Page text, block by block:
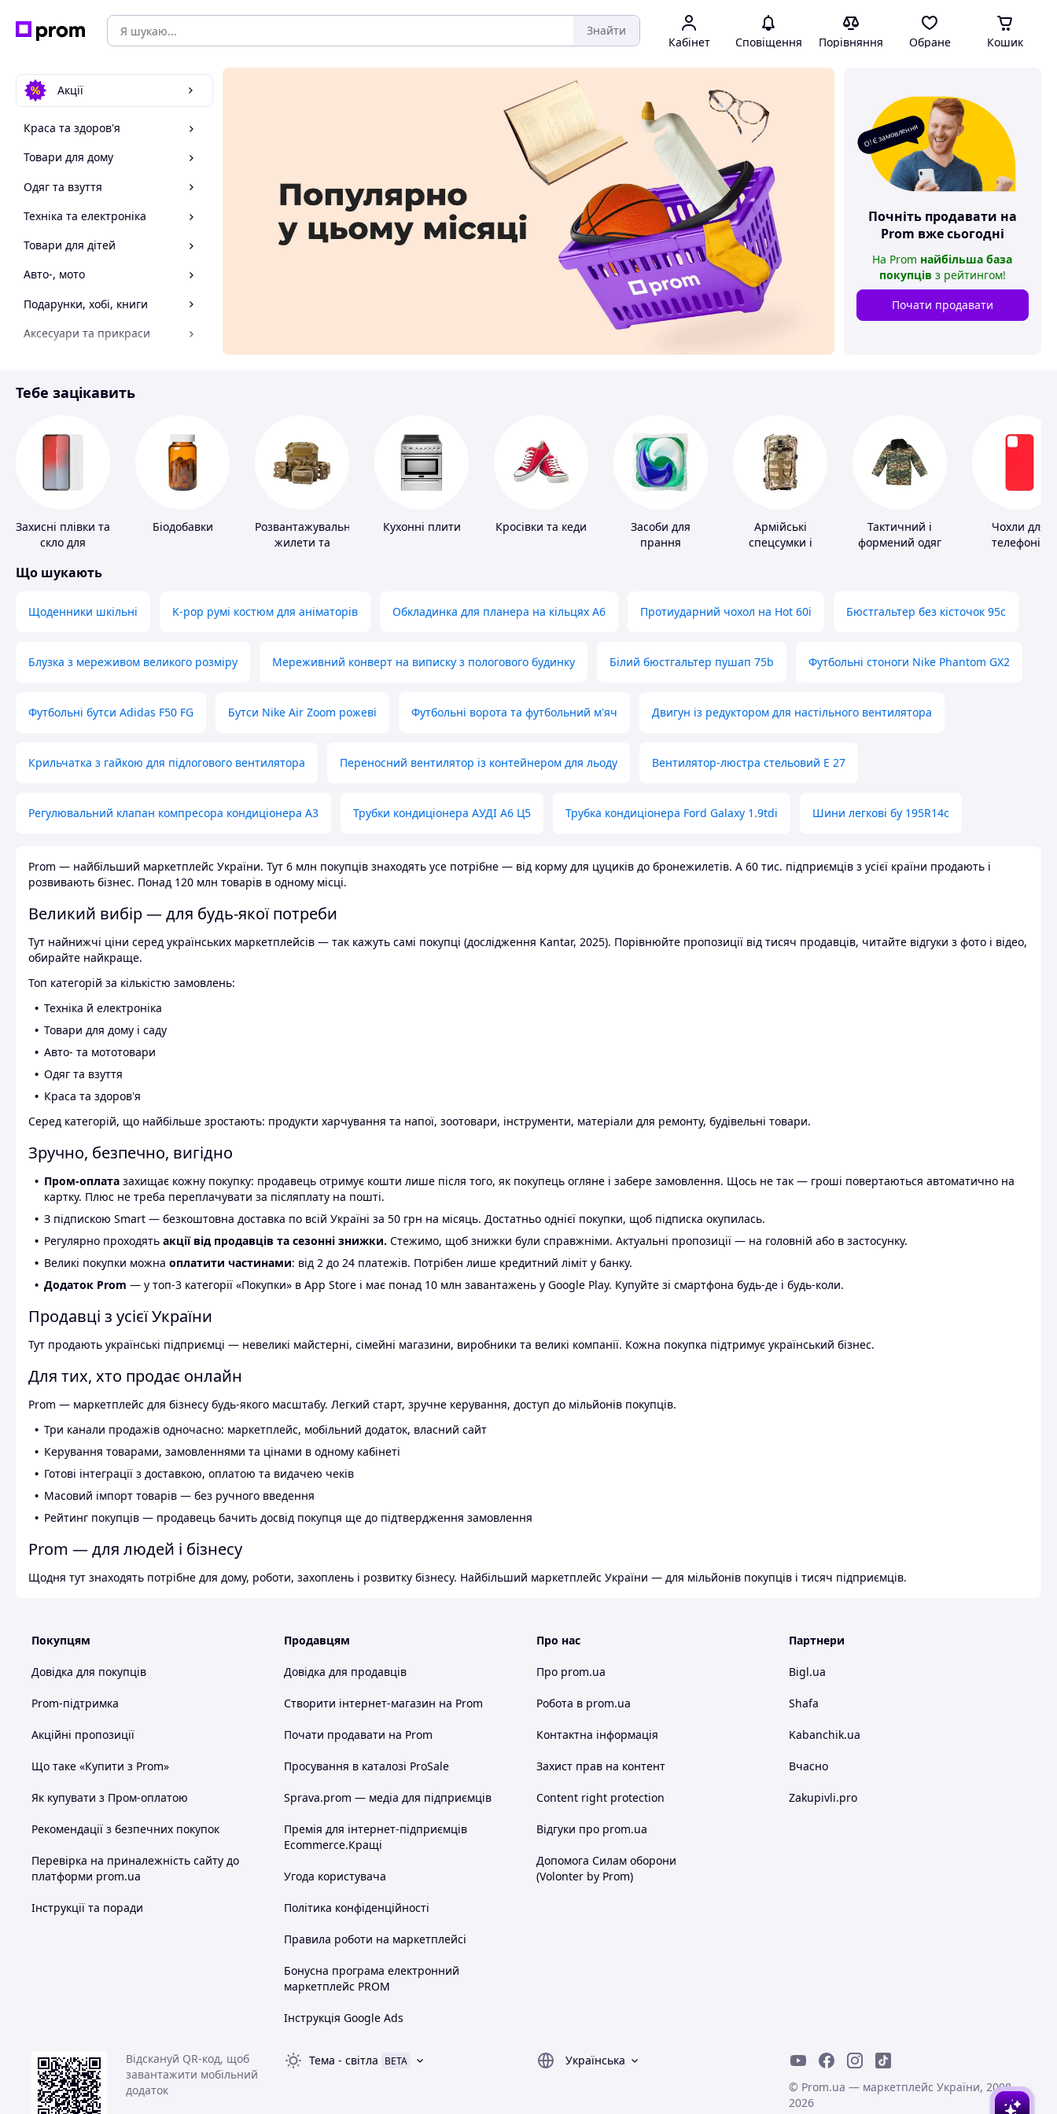
Знайти
Кабінет Сповіщення Порівняння Обране Кошик
Акції
Краса та здоров'я
Товари для дому
Одяг та взуття
Техніка та електроніка
Товари для дітей
Авто-, мото
Подарунки, хобі, книги
Аксесуари та прикраси
Спорт і відпочинок
О! Є замовлення
Почніть продавати на
Prom вже сьогодні
На Prom найбільша база
покупців з рейтингом!
Почати продавати
Тебе зацікавить
Захисні плівки та
скло для
пристроїв
Біодобавки
Розвантажувальні
жилети та
Кухонні плити Кросівки та кеди
Засоби для
прання
Армійські
спецсумки і
Тактичний і
формений одяг
Чохли для
телефонів
Що шукають
Щоденники шкільні K-pop румі костюм для аніматорів Обкладинка для планера на кільцях А6 Протиударний чохол на Hot 60i Бюстгальтер без кісточок 95с
Блузка з мереживом великого розміру Мереживний конверт на виписку з пологового будинку Білий бюстгальтер пушап 75b Футбольні стоноги Nike Phantom GX2
Футбольні бутси Adidas F50 FG Бутси Nike Air Zoom рожеві Футбольні ворота та футбольний м'яч Двигун із редуктором для настільного вентилятора
Крильчатка з гайкою для підлогового вентилятора Переносний вентилятор із контейнером для льоду Вентилятор-люстра стельовий E 27
Регулювальний клапан компресора кондиціонера А3 Трубки кондиціонера АУДІ А6 Ц5 Трубка кондиціонера Ford Galaxy 1.9tdi Шини легкові бу 195R14c
Prom — найбільший маркетплейс України. Тут 6 млн покупців знаходять усе потрібне — від корму для цуциків до бронежилетів. А 60 тис. підприємців з усієї країни продають і
розвивають бізнес. Понад 120 млн товарів в одному місці.
Великий вибір — для будь-якої потреби
Тут найнижчі ціни серед українських маркетплейсів — так кажуть самі покупці (дослідження Kantar, 2025). Порівнюйте пропозиції від тисяч продавців, читайте відгуки з фото і відео,
обирайте найкраще.
Топ категорій за кількістю замовлень:
Техніка й електроніка
Товари для дому і саду
Авто- та мототовари
Одяг та взуття
Краса та здоров'я
Серед категорій, що найбільше зростають: продукти харчування та напої, зоотовари, інструменти, матеріали для ремонту, будівельні товари.
Зручно, безпечно, вигідно
Пром-оплата захищає кожну покупку: продавець отримує кошти лише після того, як покупець огляне і забере замовлення. Щось не так — гроші повертаються автоматично на
картку. Плюс не треба переплачувати за післяплату на пошті.
З підпискою Smart — безкоштовна доставка по всій Україні за 50 грн на місяць. Достатньо однієї покупки, щоб підписка окупилась.
Регулярно проходять акції від продавців та сезонні знижки. Стежимо, щоб знижки були справжніми. Актуальні пропозиції — на головній або в застосунку.
Великі покупки можна оплатити частинами: від 2 до 24 платежів. Потрібен лише кредитний ліміт у банку.
Додаток Prom — у топ-3 категорії «Покупки» в App Store і має понад 10 млн завантажень у Google Play. Купуйте зі смартфона будь-де і будь-коли.
Продавці з усієї України
Тут продають українські підприємці — невеликі майстерні, сімейні магазини, виробники та великі компанії. Кожна покупка підтримує український бізнес.
Для тих, хто продає онлайн
Prom — маркетплейс для бізнесу будь-якого масштабу. Легкий старт, зручне керування, доступ до мільйонів покупців.
Три канали продажів одночасно: маркетплейс, мобільний додаток, власний сайт
Керування товарами, замовленнями та цінами в одному кабінеті
Готові інтеграції з доставкою, оплатою та видачею чеків
Масовий імпорт товарів — без ручного введення
Рейтинг покупців — продавець бачить досвід покупця ще до підтвердження замовлення
Prom — для людей і бізнесу
Щодня тут знаходять потрібне для дому, роботи, захоплень і розвитку бізнесу. Найбільший маркетплейс України — для мільйонів покупців і тисяч підприємців.
Покупцям
Довідка для покупців
Prom-підтримка
Акційні пропозиції
Що таке «Купити з Prom»
Як купувати з Пром-оплатою
Рекомендації з безпечних покупок
Перевірка на приналежність сайту до
платформи prom.ua
Інструкції та поради
Продавцям
Довідка для продавців
Створити інтернет-магазин на Prom
Почати продавати на Prom
Просування в каталозі ProSale
Sprava.prom — медіа для підприємців
Премія для інтернет-підприємців
Ecommerce.Кращі
Угода користувача
Політика конфіденційності
Правила роботи на маркетплейсі
Бонусна програма електронний
маркетплейс PROM
Інструкція Google Ads
Про нас
Про prom.ua
Робота в prom.ua
Контактна інформація
Захист прав на контент
Content right protection
Відгуки про prom.ua
Допомога Силам оборони
(Volonter by Prom)
Партнери
Bigl.ua
Shafa
Kabanchik.ua
Вчасно
Zakupivli.pro
Відскануй QR-код, щоб
завантажити мобільний
додаток
Тема - світла BETA
Українська
© Prom.ua — маркетплейс України, 2008-
2026